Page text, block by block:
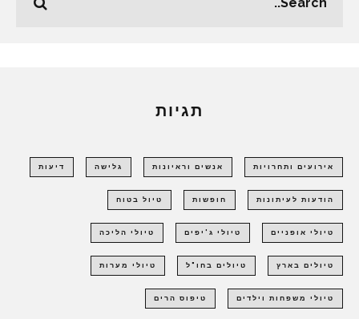
תגיות
אירועים ותחרויות אנשים וראיונות גלישה דיעות
הודעות לעיתונות חופשות טיול בטוח
טיולי אופניים טיולי ג'יפים טיולי הליכה
טיולים בארץ טיולים בחו"ל טיולי מערות
טיולי משפחות וילדים טיפוס הרים